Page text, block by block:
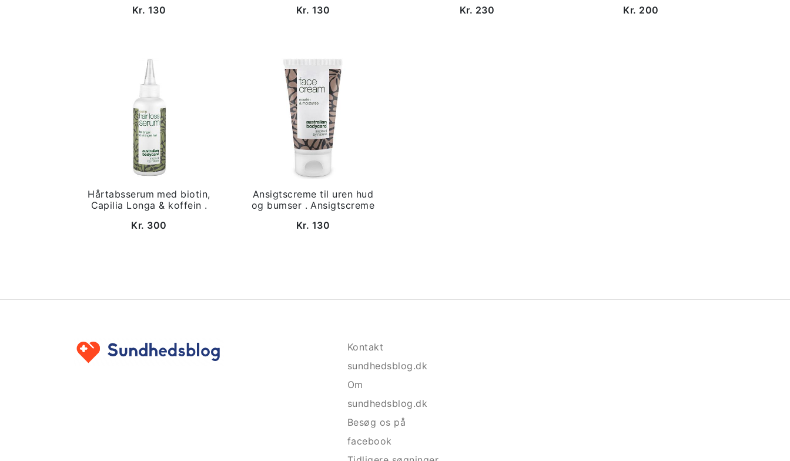
Kr. 130
Kr. 130
Kr. 230
Kr. 200
Hårtabsserum med biotin,
Capilia Longa & koffein .
Kr. 300
Ansigtscreme til uren hud
og bumser . Ansigtscreme
Kr. 130
Kontakt
sundhedsblog.dk
Om
sundhedsblog.dk
Besøg os på
facebook